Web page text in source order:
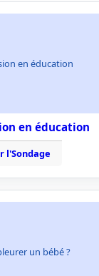
en éducation
en éducation
l'Sondage
un bébé ?